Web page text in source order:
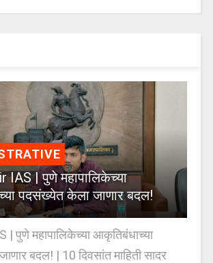
IAS | पुणे महापालिकेच्या
पदसंख्येत केला जाणार बदल!
| पुणे महापालिकेच्या आकृतिबंधाच्या
बदल! | 10 दिवसांत माहिती सादर